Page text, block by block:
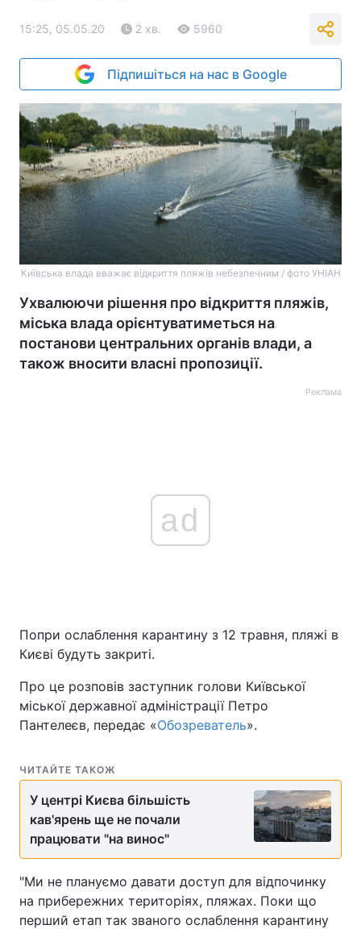
15:25, 05.05.20 2 хв. 5960
Підпишіться на нас в Google
Київська влада вважає відкриття пляжів небезпечним / фото УНІАН
Ухвалюючи рішення про відкриття пляжів,
міська влада орієнтуватиметься на
постанови центральних органів влади, а
також вносити власні пропозиції.
Реклама
ad
Попри ослаблення карантину з 12 травня, пляжі в
Києві будуть закриті.
Про це розповів заступник голови Київської
міської державної адміністрації Петро
Пантелеєв, передає «Обозреватель».
ЧИТАЙТЕ ТАКОЖ
У центрі Києва більшість
кав'ярень ще не почали
працювати "на винос"
"Ми не плануємо давати доступ для відпочинку
на прибережних територіях, пляжах. Поки що
перший етап так званого ослаблення карантину